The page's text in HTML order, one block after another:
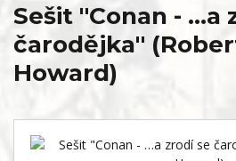
Sešit "Conan - …a
čarodějka"
Howard)